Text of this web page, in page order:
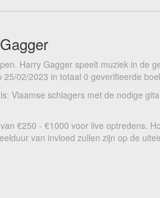
Harry Gagger speelt muziek in de
02/2023 in totaal 0 geverifieerde
Vlaamse schlagers met de nodige
€250 - €1000 voor live optredens.
van invloed zullen zijn op de